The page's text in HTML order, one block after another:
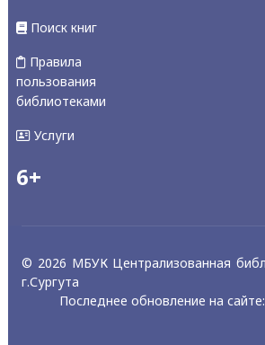
Поиск книг
Правила
пользования
библиотеками
Услуги
6+
© 2026 МБУК Централизованная
г.Сургута
Последнее обновление на